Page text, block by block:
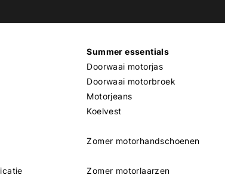
Summer essentials
Doorwaai motorjas
Doorwaai motorbroek
Motorjeans
Koelvest
Zomer motorhandschoenen
Zomer motorlaarzen